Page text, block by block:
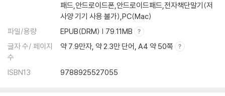
패드,안드로이드폰,안드로이드패드,전자책단말기(저
사양 기기 사용 불가),PC(Mac)
파일/용량
EPUB(DRM) | 79.11MB
글자 수/ 페이지
수
약 7.9만자, 약 2.3만 단어, A4 약 50쪽
ISBN13 9788925527055